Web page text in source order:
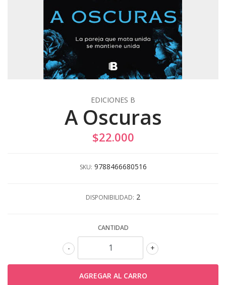
EDICIONES B
A Oscuras
$22.000
SKU: 9788466680516
DISPONIBILIDAD: 2
CANTIDAD
+
-